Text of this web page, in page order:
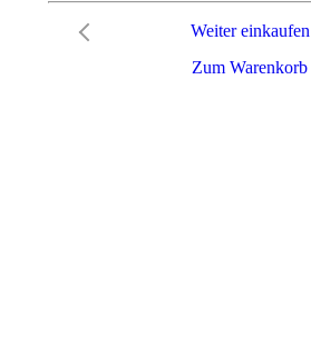
Zum Warenkorb
Weiter einkaufen